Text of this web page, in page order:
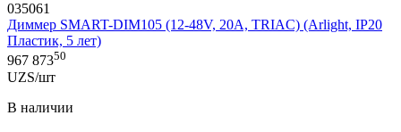
035061
Диммер SMART-DIM105 (12-48V, 20A, TRIAC) (Arlight, IP20
Пластик, 5 лет)
967 87350
UZS/шт
В наличии